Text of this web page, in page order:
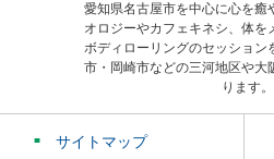
愛知県名古屋市を中心に心を癒
オロジーやカフェキネシ、体を
ボディローリングのセッション
市・岡崎市などの三河地区や大
ります。
サイトマップ